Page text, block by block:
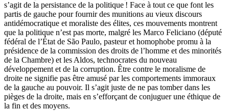
s’agit de la persistance de la politique ! Face à tout ce que font les
partis de gauche pour fournir des munitions au vieux discours
antidémocratique et moraliste des élites, ces mouvements montrent
que la politique n’est pas morte, malgré les Marco Feliciano (député
fédéral de l’État de São Paulo, pasteur et homophobe promu à la
présidence de la commission des droits de l’homme et des minorités
de la Chambre) et les Aldos, technocrates du nouveau
développement et de la corruption. Être contre le moralisme de
droite ne signifie pas être amusé par les comportements immoraux
de la gauche au pouvoir. Il s’agit juste de ne pas tomber dans les
pièges de la droite, mais en s’efforçant de conjuguer une éthique de
la fin et des moyens.